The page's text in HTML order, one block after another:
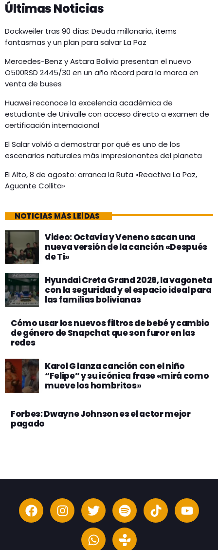
Últimas Noticias
Dockweiler tras 90 días: Deuda millonaria, ítems
fantasmas y un plan para salvar La Paz
Mercedes-Benz y Astara Bolivia presentan el nuevo
O500RSD 2445/30 en un año récord para la marca en
venta de buses
Huawei reconoce la excelencia académica de
estudiante de Univalle con acceso directo a examen de
certificación internacional
El Salar volvió a demostrar por qué es uno de los
escenarios naturales más impresionantes del planeta
El Alto, 8 de agosto: arranca la Ruta «Reactiva La Paz,
Aguante Collita»
NOTICIAS MÁS LEÍDAS
Video: Octavia y Veneno sacan una
nueva versión de la canción «Después
de Ti»
Hyundai Creta Grand 2026, la vagoneta
con la seguridad y el espacio ideal para
las familias bolivianas
Cómo usar los nuevos filtros de bebé y cambio
de género de Snapchat que son furor en las
redes
Karol G lanza canción con el niño
“Felipe” y su icónica frase «mirá como
mueve los hombritos»
Forbes: Dwayne Johnson es el actor mejor
pagado